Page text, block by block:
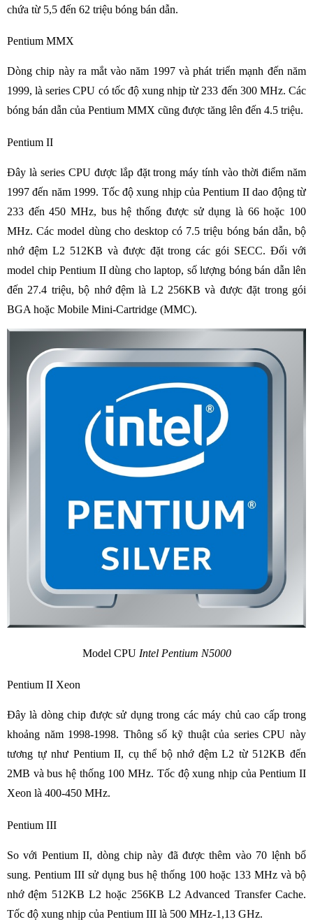
chứa từ 5,5 đến 62 triệu bóng bán dẫn.
Pentium MMX
Dòng chip này ra mắt vào năm 1997 và phát triển mạnh đến năm
1999, là series CPU có tốc độ xung nhịp từ 233 đến 300 MHz. Các
bóng bán dẫn của Pentium MMX cũng được tăng lên đến 4.5 triệu.
Pentium II
Đây là series CPU được lắp đặt trong máy tính vào thời điểm năm
1997 đến năm 1999. Tốc độ xung nhịp của Pentium II dao động từ
233 đến 450 MHz, bus hệ thống được sử dụng là 66 hoặc 100
MHz. Các model dùng cho desktop có 7.5 triệu bóng bán dẫn, bộ
nhớ đệm L2 512KB và được đặt trong các gói SECC. Đối với
model chip Pentium II dùng cho laptop, số lượng bóng bán dẫn lên
đến 27.4 triệu, bộ nhớ đệm là L2 256KB và được đặt trong gói
BGA hoặc Mobile Mini-Cartridge (MMC).
Model CPU Intel Pentium N5000
Pentium II Xeon
Đây là dòng chip được sử dụng trong các máy chủ cao cấp trong
khoảng năm 1998-1998. Thông số kỹ thuật của series CPU này
tương tự như Pentium II, cụ thể bộ nhớ đệm L2 từ 512KB đến
2MB và bus hệ thống 100 MHz. Tốc độ xung nhịp của Pentium II
Xeon là 400-450 MHz.
Pentium III
So với Pentium II, dòng chip này đã được thêm vào 70 lệnh bổ
sung. Pentium III sử dụng bus hệ thống 100 hoặc 133 MHz và bộ
nhớ đệm 512KB L2 hoặc 256KB L2 Advanced Transfer Cache.
Tốc độ xung nhịp của Pentium III là 500 MHz-1,13 GHz.